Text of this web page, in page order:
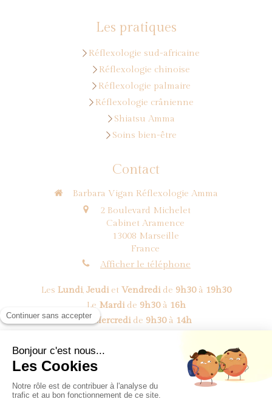
Les pratiques
Réflexologie sud-africaine
Réflexologie chinoise
Réflexologie palmaire
Réflexologie crânienne
Shiatsu Amma
Soins bien-être
Contact
Barbara Vigan Réflexologie Amma
2 Boulevard Michelet
Cabinet Aramence
13008 Marseille
France
Afficher le téléphone
Les Lundi, Jeudiet Vendredide 9h30à 19h30
Le Mardide 9h30à 16h
Le Mercredide 9h30à 14h
©2018 BV Réflexologie Amma - Réflexologue Marseille 8